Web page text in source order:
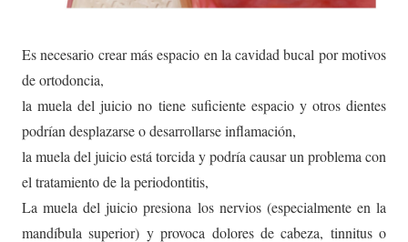
Es necesario crear más espacio en la cavidad bucal por motivos
de ortodoncia,
la muela del juicio no tiene suficiente espacio y otros dientes
podrían desplazarse o desarrollarse inflamación,
la muela del juicio está torcida y podría causar un problema con
el tratamiento de la periodontitis,
La muela del juicio presiona los nervios (especialmente en la
mandíbula superior) y provoca dolores de cabeza, tinnitus o